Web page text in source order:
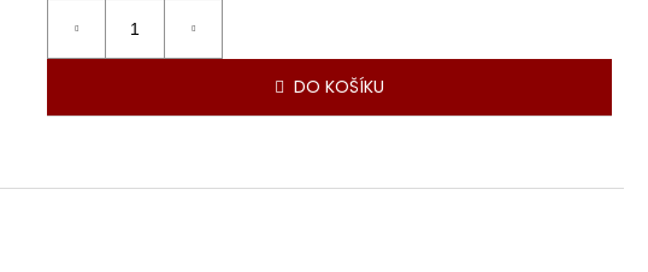
DO KOŠÍKU